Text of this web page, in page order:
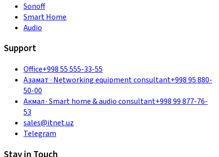
Sonoff
Smart Home
Audio
Support
Office+998 55 555-33-55
Азамат· Networking equipment consultant+998 95 880-
50-00
Акмал·Smart home & audio consultant+998 99 877-76-
53
sales@itnet.uz
Telegram
Stay in Touch